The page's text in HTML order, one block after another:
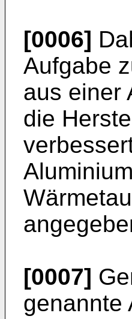
[0006]
Aufgabe
aus einer
die
[0007]
genannte